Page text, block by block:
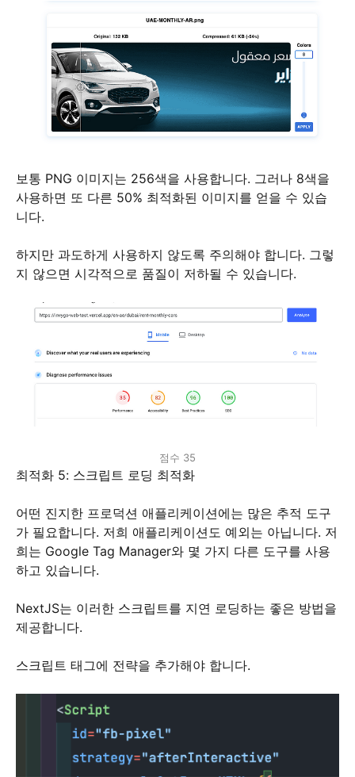
보통 PNG 이미지는 256색을 사용합니다. 그러나 8색을
사용하면 또 다른 50% 최적화된 이미지를 얻을 수 있습
니다.
하지만 과도하게 사용하지 않도록 주의해야 합니다. 그렇
지 않으면 시각적으로 품질이 저하될 수 있습니다.
점수 35
최적화 5: 스크립트 로딩 최적화
어떤 진지한 프로덕션 애플리케이션에는 많은 추적 도구
가 필요합니다. 저희 애플리케이션도 예외는 아닙니다. 저
희는 Google Tag Manager와 몇 가지 다른 도구를 사용
하고 있습니다.
NextJS는 이러한 스크립트를 지연 로딩하는 좋은 방법을
제공합니다.
스크립트 태그에 전략을 추가해야 합니다.